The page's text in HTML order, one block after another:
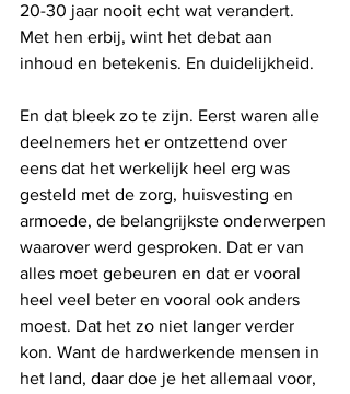
20-30 jaar nooit echt wat verandert.
Met hen erbij, wint het debat aan
inhoud en betekenis. En duidelijkheid.
En dat bleek zo te zijn. Eerst waren alle
deelnemers het er ontzettend over
eens dat het werkelijk heel erg was
gesteld met de zorg, huisvesting en
armoede, de belangrijkste onderwerpen
waarover werd gesproken. Dat er van
alles moet gebeuren en dat er vooral
heel veel beter en vooral ook anders
moest. Dat het zo niet langer verder
kon. Want de hardwerkende mensen in
het land, daar doe je het allemaal voor,